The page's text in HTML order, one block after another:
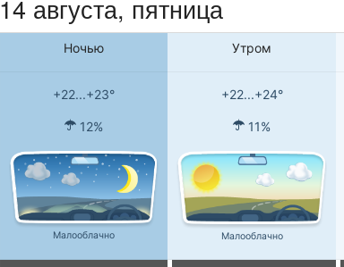
14 августа, пятница
Ночью Утром
+22...+23° +22...+24°
12% 11%
Малооблачно Малооблачно